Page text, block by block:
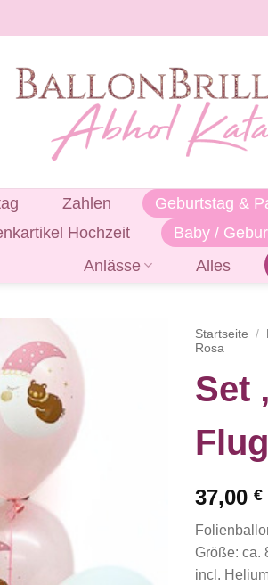
Zahlen Geburtstag &
Hochzeit Baby /
Anlässe
Alles
Startseite /
Rosa
Set
37,00 €
Größe: ca.
incl.